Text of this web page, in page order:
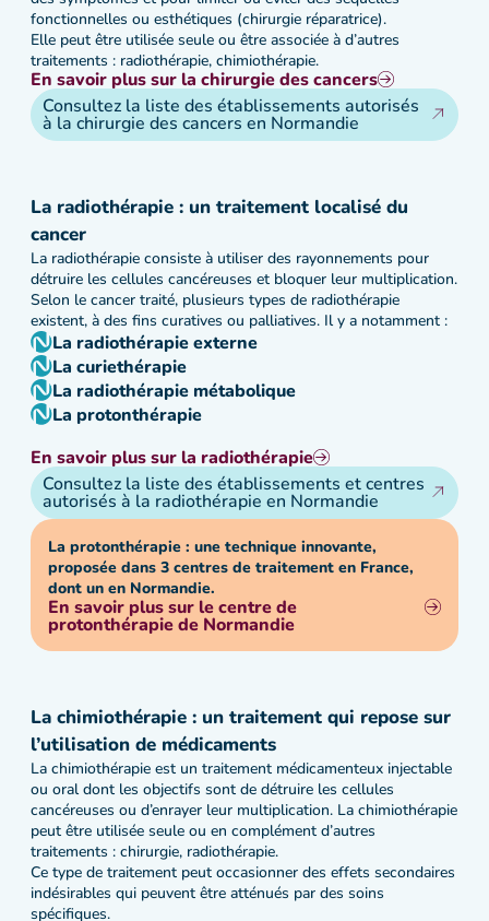
fonctionnelles ou esthétiques (chirurgie réparatrice).
Elle peut être utilisée seule ou être associée à d’autres
traitements : radiothérapie, chimiothérapie.
En savoir plus sur la chirurgie des cancers
Consultez la liste des établissements autorisés
à la chirurgie des cancers en Normandie
La radiothérapie : un traitement localisé du
cancer
La radiothérapie consiste à utiliser des rayonnements pour
détruire les cellules cancéreuses et bloquer leur multiplication.
Selon le cancer traité, plusieurs types de radiothérapie
existent, à des fins curatives ou palliatives. Il y a notamment :
La radiothérapie externe
La curiethérapie
La radiothérapie métabolique
La protonthérapie
En savoir plus sur la radiothérapie
Consultez la liste des établissements et centres
autorisés à la radiothérapie en Normandie
La protonthérapie : une technique innovante,
proposée dans 3 centres de traitement en France,
dont un en Normandie.
En savoir plus sur le centre de
protonthérapie de Normandie
La chimiothérapie : un traitement qui repose sur
l’utilisation de médicaments
La chimiothérapie est un traitement médicamenteux injectable
ou oral dont les objectifs sont de détruire les cellules
cancéreuses ou d’enrayer leur multiplication. La chimiothérapie
peut être utilisée seule ou en complément d’autres
traitements : chirurgie, radiothérapie.
Ce type de traitement peut occasionner des effets secondaires
indésirables qui peuvent être atténués par des soins
spécifiques.